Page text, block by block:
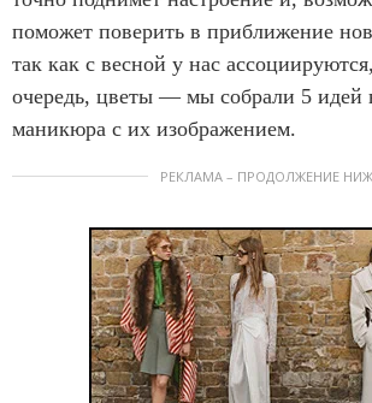
поможет поверить в приближение
так как с весной у нас
очередь, цветы — мы собрали 5 идей
маникюра с их изображением.
РЕКЛАМА – ПРОДОЛЖЕНИЕ